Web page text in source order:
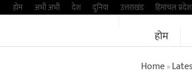
Skipहोम अभी अभी देश दुनिया उत्तराखंड हिमांचल प्रदेश
होम
Home»